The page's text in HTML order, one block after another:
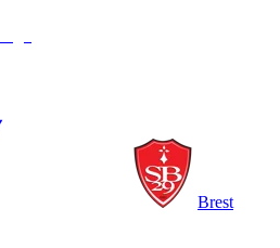
Brest